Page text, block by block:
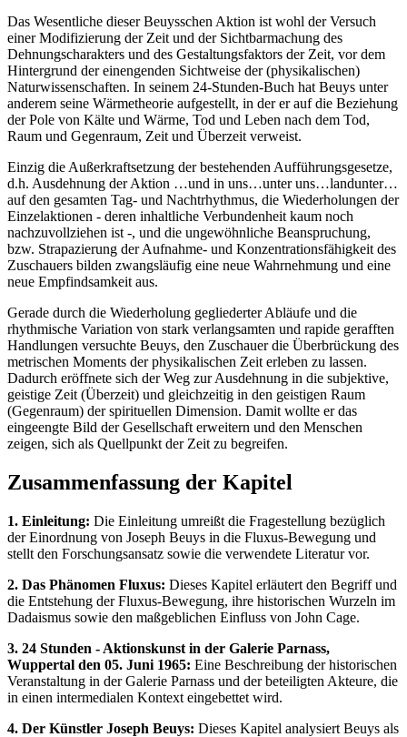
Das Wesentliche dieser Beuysschen Aktion ist wohl der Versuch
einer Modifizierung der Zeit und der Sichtbarmachung des
Dehnungscharakters und des Gestaltungsfaktors der Zeit, vor dem
Hintergrund der einengenden Sichtweise der (physikalischen)
Naturwissenschaften. In seinem 24-Stunden-Buch hat Beuys unter
anderem seine Wärmetheorie aufgestellt, in der er auf die Beziehung
der Pole von Kälte und Wärme, Tod und Leben nach dem Tod,
Raum und Gegenraum, Zeit und Überzeit verweist.
Einzig die Außerkraftsetzung der bestehenden Aufführungsgesetze,
d.h. Ausdehnung der Aktion …und in uns…unter uns…landunter…
auf den gesamten Tag- und Nachtrhythmus, die Wiederholungen der
Einzelaktionen - deren inhaltliche Verbundenheit kaum noch
nachzuvollziehen ist -, und die ungewöhnliche Beanspruchung,
bzw. Strapazierung der Aufnahme- und Konzentrationsfähigkeit des
Zuschauers bilden zwangsläufig eine neue Wahrnehmung und eine
neue Empfindsamkeit aus.
Gerade durch die Wiederholung gegliederter Abläufe und die
rhythmische Variation von stark verlangsamten und rapide gerafften
Handlungen versuchte Beuys, den Zuschauer die Überbrückung des
metrischen Moments der physikalischen Zeit erleben zu lassen.
Dadurch eröffnete sich der Weg zur Ausdehnung in die subjektive,
geistige Zeit (Überzeit) und gleichzeitig in den geistigen Raum
(Gegenraum) der spirituellen Dimension. Damit wollte er das
eingeengte Bild der Gesellschaft erweitern und den Menschen
zeigen, sich als Quellpunkt der Zeit zu begreifen.
Zusammenfassung der Kapitel
1. Einleitung: Die Einleitung umreißt die Fragestellung bezüglich
der Einordnung von Joseph Beuys in die Fluxus-Bewegung und
stellt den Forschungsansatz sowie die verwendete Literatur vor.
2. Das Phänomen Fluxus: Dieses Kapitel erläutert den Begriff und
die Entstehung der Fluxus-Bewegung, ihre historischen Wurzeln im
Dadaismus sowie den maßgeblichen Einfluss von John Cage.
3. 24 Stunden - Aktionskunst in der Galerie Parnass,
Wuppertal den 05. Juni 1965: Eine Beschreibung der historischen
Veranstaltung in der Galerie Parnass und der beteiligten Akteure, die
in einen intermedialen Kontext eingebettet wird.
4. Der Künstler Joseph Beuys: Dieses Kapitel analysiert Beuys als